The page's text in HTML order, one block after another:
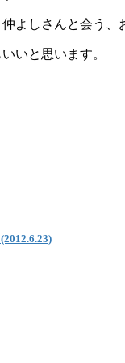
よしさんと会う、
いと思います。